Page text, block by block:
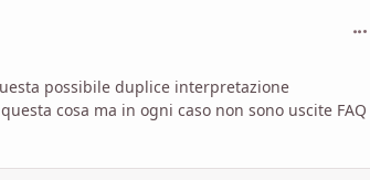
possibile duplice interpretazione
cosa ma in ogni caso non sono uscite FAQ